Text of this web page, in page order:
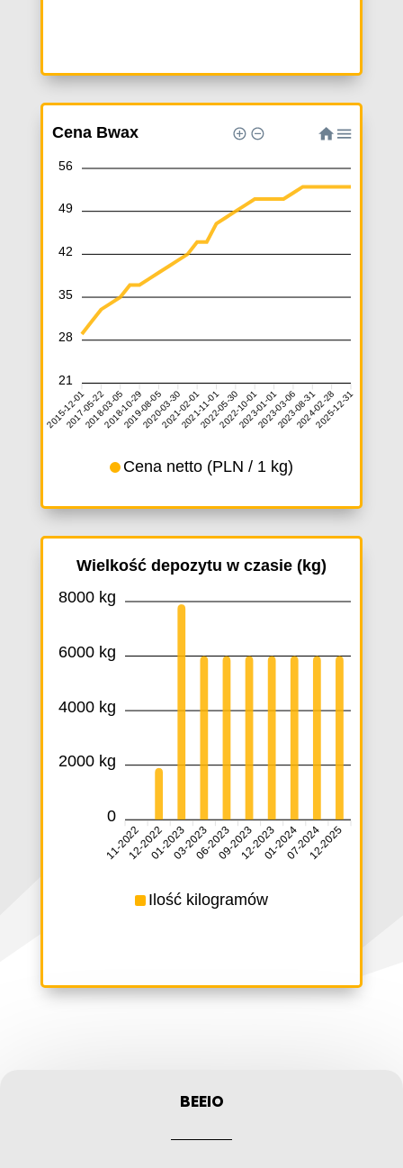
Cena netto (PLN / 1 kg)
2015-12-01
2017-05-222018-03-052018-10-292019-08-052020-03-302021-02-012021-11-012022-05-302022-10-012023-01-012023-03-062023-08-312024-02-28
2025-12-31
Cena Bwax
56
49
42
35
28
21
Ilość kilogramów
11-202212-202201-202303-202306-202309-202312-202301-202407-202412-2025
Wielkość depozytu w czasie (kg)
8000 kg
6000 kg
4000 kg
2000 kg
0
BEEIO